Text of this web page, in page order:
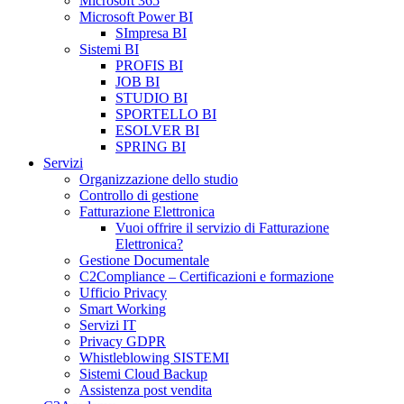
Microsoft Power BI
SImpresa BI
Sistemi BI
PROFIS BI
JOB BI
STUDIO BI
SPORTELLO BI
ESOLVER BI
SPRING BI
Servizi
Organizzazione dello studio
Controllo di gestione
Fatturazione Elettronica
Vuoi offrire il servizio di Fatturazione
Elettronica?
Gestione Documentale
C2Compliance – Certificazioni e formazione
Ufficio Privacy
Smart Working
Servizi IT
Privacy GDPR
Whistleblowing SISTEMI
Sistemi Cloud Backup
Assistenza post vendita